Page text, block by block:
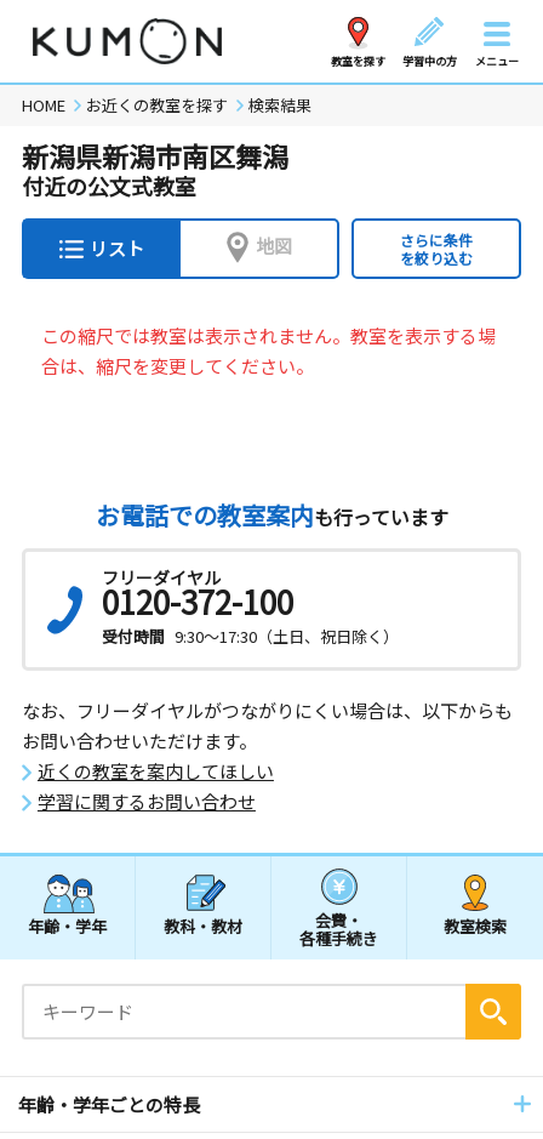
教室を探す 学習中の方 メニュー
HOME お近くの教室を探す 検索結果
新潟県新潟市南区舞潟
付近の公文式教室
リスト 地図
さらに条件
を絞り込む
この縮尺では教室は表示されません。教室を表示する場
合は、縮尺を変更してください。
お電話での教室案内も行っています
フリーダイヤル
0120-372-100
受付時間 9:30～17:30（土日、祝日除く）
なお、フリーダイヤルがつながりにくい場合は、以下からも
お問い合わせいただけます。
近くの教室を案内してほしい
学習に関するお問い合わせ
年齢・学年 教科・教材 会費・
各種手続き
教室検索
年齢・学年ごとの特長